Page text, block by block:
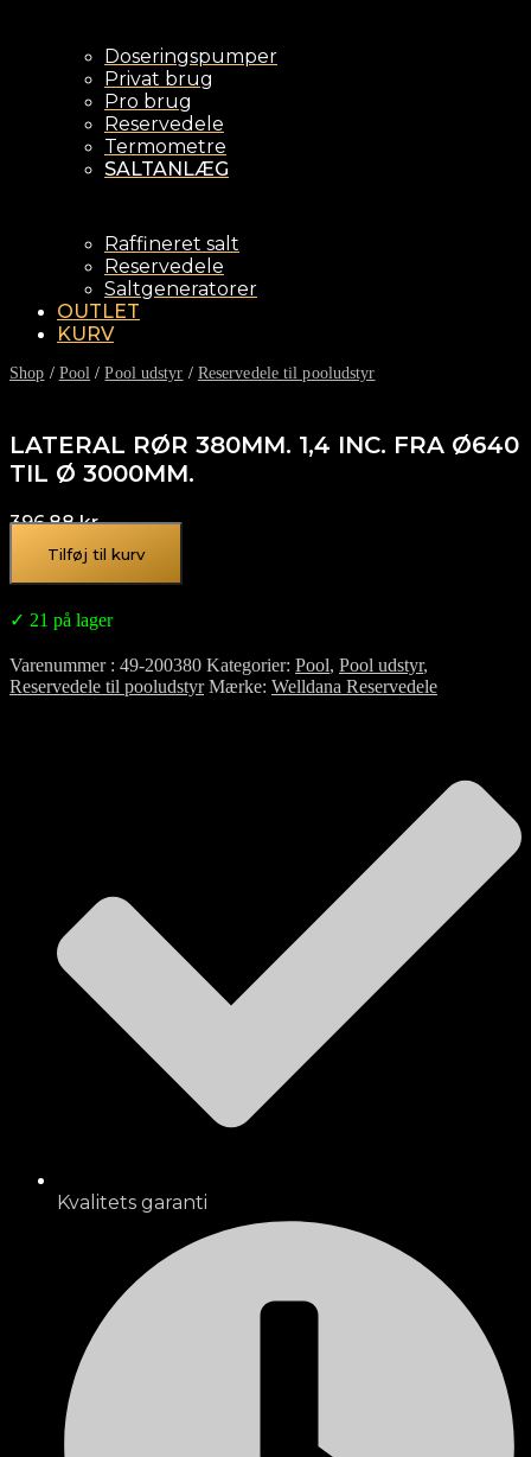
Doseringspumper
Privat brug
Pro brug
Reservedele
Termometre
SALTANLÆG
Raffineret salt
Reservedele
Saltgeneratorer
OUTLET
KURV
Shop / Pool /Pool udstyr / Reservedele til pooludstyr
LATERAL RØR 380MM. 1,4 INC. FRA Ø640
TIL Ø 3000MM.
396,88kr.
Tilføj til kurv
✓ 21 på lager
Varenummer 49-200380 Kategorier Pool, Pool udstyr,
Reservedele til pooludstyr Mærke Welldana Reservedele
Kvalitets garanti